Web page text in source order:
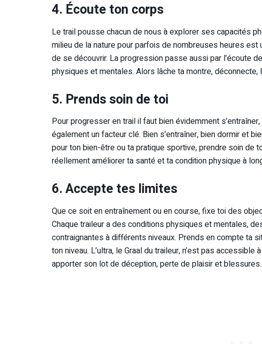
4. Écoute ton corps
Le trail pousse chacun de nous à explorer ses capacités
milieu de la nature pour parfois de nombreuses heures
de se découvrir. La progression passe aussi par l’écoute
physiques et mentales. Alors lâche ta montre,
5. Prends soin de toi
Pour progresser en trail il faut bien évidemment
également un facteur clé. Bien s’entraîner, bien dormir et
pour ton bien-être ou ta pratique sportive, prendre soin de
réellement améliorer ta santé et ta condition physique à
6. Accepte tes limites
Que ce soit en entraînement ou en course, fixe toi des
Chaque traileur a des conditions physiques et mentales,
contraignantes à différents niveaux. Prends en compte ta
ton niveau. L’ultra, le Graal du traileur, n’est pas
apporter son lot de déception, perte de plaisir et blessures.